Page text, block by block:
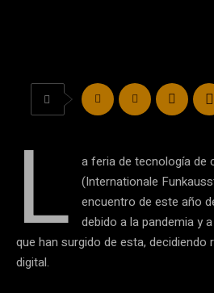
L
a feria de tecnología de
(Internationale
encuentro de este año
debido a la pandemia y
que han surgido de esta,
digital.